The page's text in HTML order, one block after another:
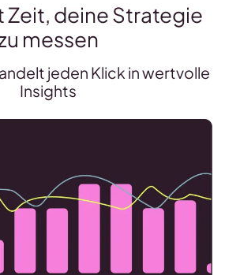
Zeit, deine Strategie
messen
jeden Klick in wertvolle
Insights